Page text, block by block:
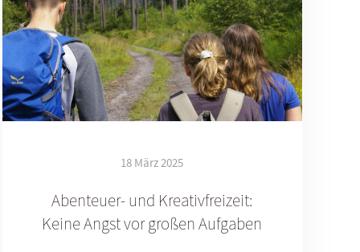
18 März 2025
Abenteuer- und Kreativfreizeit:
Keine Angst vor großen Aufgaben